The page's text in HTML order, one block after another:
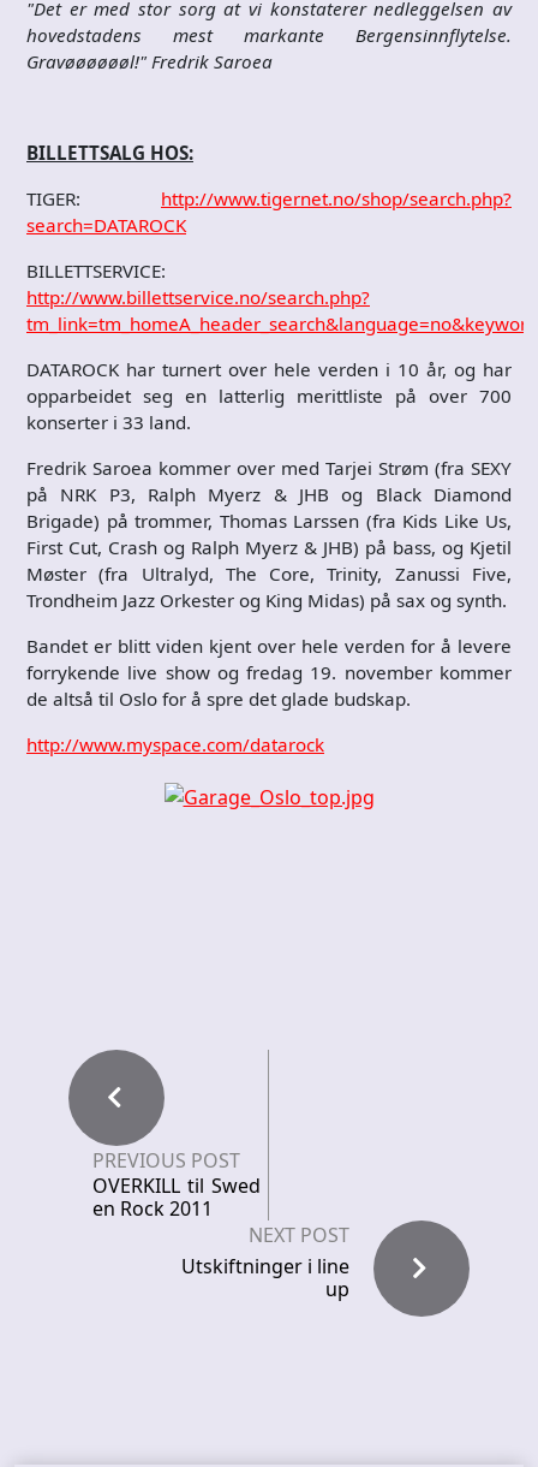
"Det er med stor sorg at vi konstaterer nedleggelsen av
hovedstadens mest markante Bergensinnflytelse.
Gravøøøøøøl!" Fredrik Saroea
BILLETTSALG HOS:
TIGER: http://www.tigernet.no/shop/search.php?
search=DATAROCK
BILLETTSERVICE:
http://www.billettservice.no/search.php?
DATAROCK har turnert over hele verden i 10 år, og har
opparbeidet seg en latterlig merittliste på over 700
konserter i 33 land.
Fredrik Saroea kommer over med Tarjei Strøm (fra SEXY
på NRK P3, Ralph Myerz & JHB og Black Diamond
Brigade) på trommer, Thomas Larssen (fra Kids Like Us,
First Cut, Crash og Ralph Myerz & JHB) på bass, og Kjetil
Møster (fra Ultralyd, The Core, Trinity, Zanussi Five,
Trondheim Jazz Orkester og King Midas) på sax og synth.
Bandet er blitt viden kjent over hele verden for å levere
forrykende live show og fredag 19. november kommer
de altså til Oslo for å spre det glade budskap.
http://www.myspace.com/datarock
PREVIOUS POST
OVERKILL til Swed
en Rock 2011
NEXT POST
Utskiftninger i line
up